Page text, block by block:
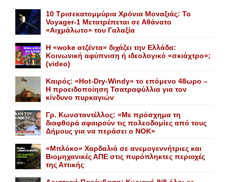
10 Τρισεκατομμύρια Χρόνια Μοναξιάς: Το
Voyager-1 Μετατρέπεται σε Αθάνατο
«Αιχμάλωτο» του Γαλαξία
Η «woke ατζέντα» διχάζει την Ελλάδα:
Κοινωνική αφύπνιση ή ιδεολογικό «σκιάχτρο»;
(video)
Καιρός: «Hot-Dry-Windy» το επόμενο 48ωρο –
Η προειδοποίηση Τσατραφύλλια για τον
κίνδυνο πυρκαγιών
Γρ. Κωνσταντέλλος: «Με πρόσχημα τη
διαφθορά αφαιρούν τις πολεοδομίες από τους
Δήμους για να περάσει ο NOK»
«Mπλόκο» Xαρδαλιά σε ανεμογεννήτριες και
Bιομηχανικές ΑΠΕ στις πυρόπληκτες περιοχές
της Αττικής